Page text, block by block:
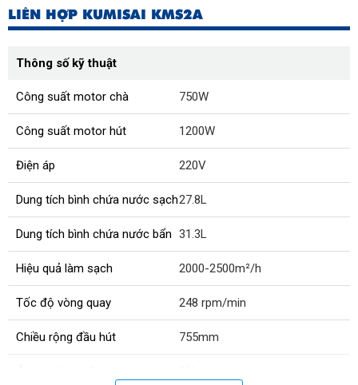
LIÊN HỢP KUMISAI KMS2A
Thông số kỹ thuật
Công suất motor chà 750W
Công suất motor hút 1200W
Điện áp 220V
Dung tích bình chứa nước sạch27.8L
Dung tích bình chứa nước bẩn 31.3L
Hiệu quả làm sạch 2000-2500m²/h
Tốc độ vòng quay 248 rpm/min
Chiều rộng đầu hút 755mm